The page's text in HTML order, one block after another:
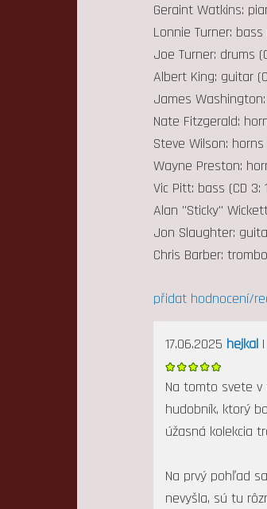
Geraint Watkins:
Lonnie Turner: bass
Joe Turner: drums
Albert King: guitar
James
Nate Fitzgerald:
Steve Wilson: horns
Wayne Preston:
Vic Pitt: bass (CD 3:
Alan "Sticky"
Jon Slaughter:
Chris Barber:
přidat hodnocení/
17.06.2025 hejkal|
Na tomto svete v
hudobník, ktorý
úžasná kolekcia
Na prvý pohľad
nevyšla, sú tu